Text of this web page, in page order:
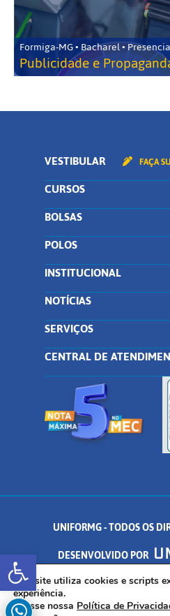
Abrir a barra de
Formiga-MG • Bacharel •
Publicidade e
VESTIBULAR FAÇA
CURSOS
BOLSAS
POLOS
INSTITUCIONAL
NOTÍCIAS
SERVIÇOS
CENTRAL DE
UNIFORMG - TODOS OS
DESENVOLVIDO POR
AV. DR. ARNALDO DE SENNA, 328 -
Este site utiliza cookies e scripts
experiência.
Acesse nossa Política de